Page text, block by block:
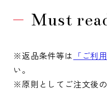
Must
※返品条件等は 「ご利
い。
※原則としてご注文後